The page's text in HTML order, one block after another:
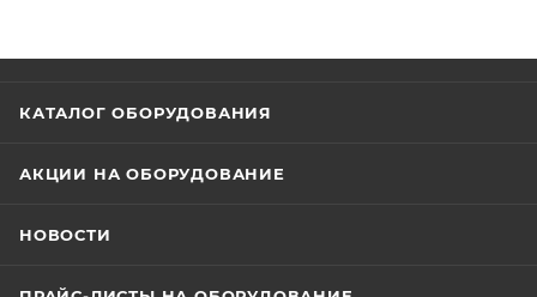
КАТАЛОГ ОБОРУДОВАНИЯ
АКЦИИ НА ОБОРУДОВАНИЕ
НОВОСТИ